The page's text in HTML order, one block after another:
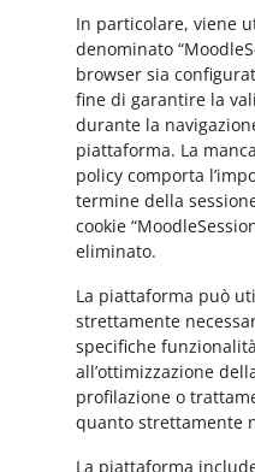
In particolare, viene
denominato
browser sia
fine di garantire la
durante la
piattaforma. La
policy comporta
termine della
cookie
eliminato.
La piattaforma può
strettamente
specifiche
all’ottimizzazione
profilazione o
quanto strettamente
La piattaforma